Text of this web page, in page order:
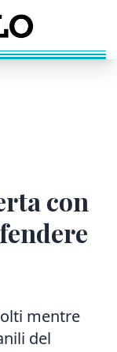
con
mentre
del